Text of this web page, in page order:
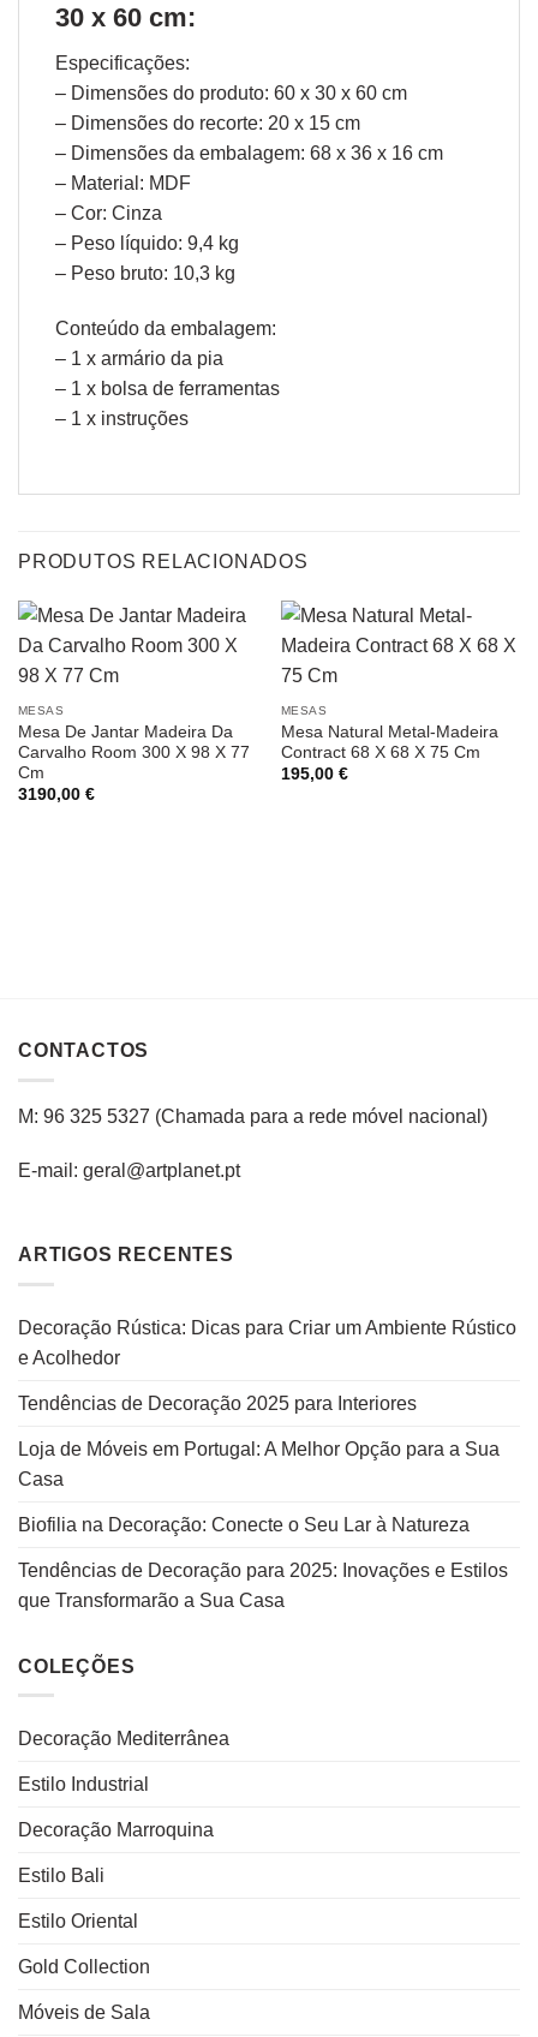
30 x 60 cm:
Especificações:
– Dimensões do produto: 60 x 30 x 60 cm
– Dimensões do recorte: 20 x 15 cm
– Dimensões da embalagem: 68 x 36 x 16 cm
– Material: MDF
– Cor: Cinza
– Peso líquido: 9,4 kg
– Peso bruto: 10,3 kg
Conteúdo da embalagem:
– 1 x armário da pia
– 1 x bolsa de ferramentas
– 1 x instruções
PRODUTOS RELACIONADOS
MESAS
Mesa De Jantar Madeira Da
Carvalho Room 300 X 98 X 77
Cm
3190,00 €
MESAS
Mesa Natural Metal-Madeira
Contract 68 X 68 X 75 Cm
195,00 €
CONTACTOS
M: 96 325 5327 (Chamada para a rede móvel nacional )
E-mail: geral@artplanet.pt
ARTIGOS RECENTES
Decoração Rústica: Dicas para Criar um Ambiente Rústico
e Acolhedor
Tendências de Decoração 2025 para Interiores
Loja de Móveis em Portugal: A Melhor Opção para a Sua
Casa
Biofilia na Decoração: Conecte o Seu Lar à Natureza
Tendências de Decoração para 2025: Inovações e Estilos
que Transformarão a Sua Casa
COLEÇÕES
Decoração Mediterrânea
Estilo Industrial
Decoração Marroquina
Estilo Bali
Estilo Oriental
Gold Collection
Móveis de Sala